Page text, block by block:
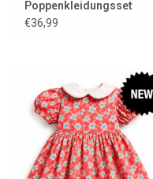
Poppenkleidungsset
Ensemble Cache-Coeur
€36,99